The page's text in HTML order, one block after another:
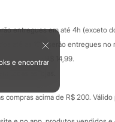
e encontrar
entregues em até 4h (exceto
até as 10h, serão entregues
a rápida é R$ 14,99.
todas as lojas.
compras acima de R$ 200.